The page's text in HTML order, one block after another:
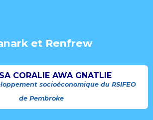
et Renfrew
CORALIE AWA GNATLIE
socioéconomique du RSIFEO
de Pembroke